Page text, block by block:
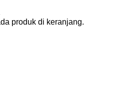
produk di keranjang.